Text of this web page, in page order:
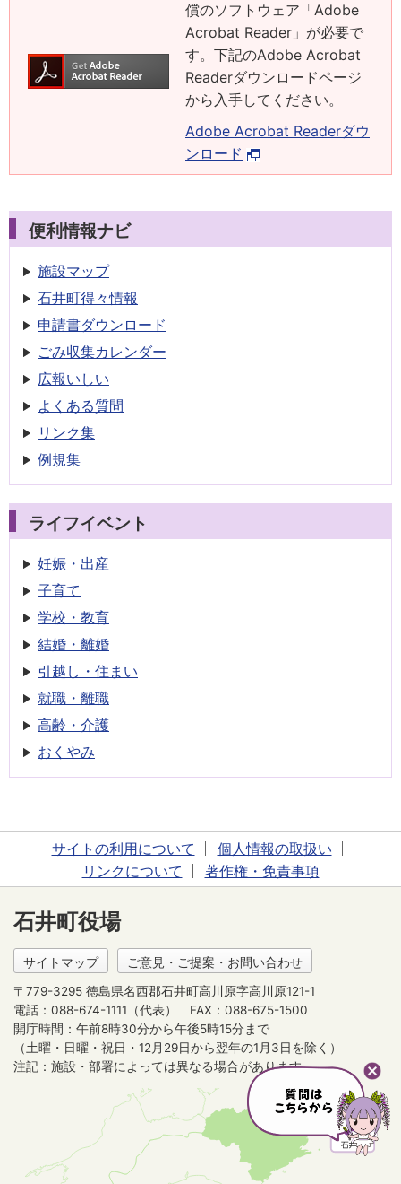
償のソフトウェア「Adobe
Acrobat Reader」が必要で
す。下記のAdobe Acrobat
Readerダウンロードページ
から入手してください。
Adobe Acrobat Readerダウ
ンロード
便利情報ナビ
施設マップ
石井町得々情報
申請書ダウンロード
ごみ収集カレンダー
広報いしい
よくある質問
リンク集
例規集
ライフイベント
妊娠・出産
子育て
学校・教育
結婚・離婚
引越し・住まい
就職・離職
高齢・介護
おくやみ
サイトの利用について
個人情報の取扱い
リンクについて
著作権・免責事項
石井町役場
サイトマップ ご意見・ご提案・お問い合わせ
〒779-3295 徳島県名西郡石井町高川原字高川原121-1
電話：088-674-1111（代表）
FAX：088-675-1500
開庁時間：午前8時30分から午後5時15分まで
（土曜・日曜・祝日・12月29日から翌年の1月3日を除く）
注記：施設・部署によっては異なる場合があります。